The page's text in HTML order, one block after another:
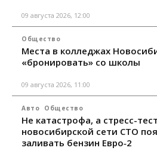
09 августа 2026, 12:00
Общество
Места в колледжах
«бронировать» со школы
09 августа 2026, 11:00
Авто Общество
Не катастрофа, а стресс-
новосибирской сети СТО
заливать бензин Евро‑2